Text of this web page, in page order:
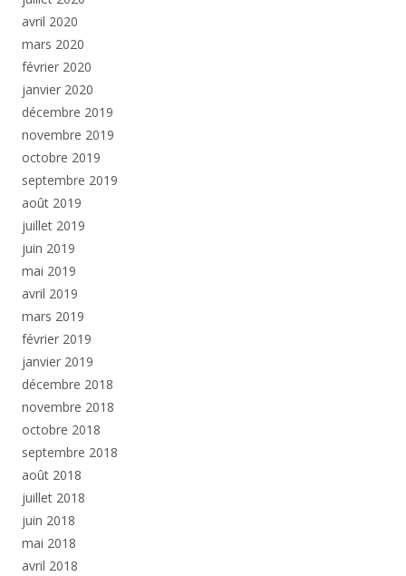
avril 2020
mars 2020
février 2020
janvier 2020
décembre 2019
novembre 2019
octobre 2019
septembre 2019
août 2019
juillet 2019
juin 2019
mai 2019
avril 2019
mars 2019
février 2019
janvier 2019
décembre 2018
novembre 2018
octobre 2018
septembre 2018
août 2018
juillet 2018
juin 2018
mai 2018
avril 2018